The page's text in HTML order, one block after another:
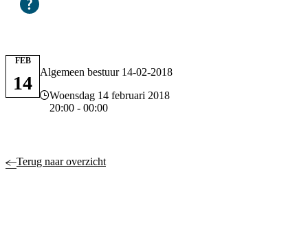
Algemeen bestuur 14-02-2018
Datum en tijd
Woensdag 14 februari 2018
20:00 - 00:00
FEB
14
Terug naar overzicht